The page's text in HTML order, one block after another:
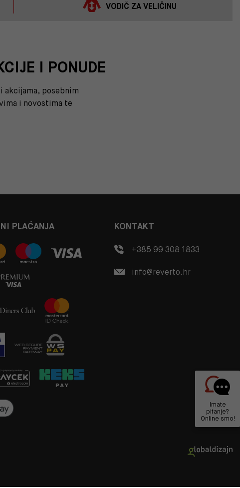
VODIČ ZA VELIČINU
I PONUDE
akcijama, posebnim
i novostima te
PLAĆANJA KONTAKT
+385 99 308 1833
info@reverto.hr
Imate
pitanje?
Online smo!